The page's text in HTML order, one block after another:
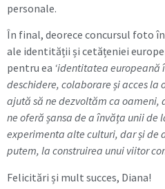
personale.
În final, deorece concursul foto
ale identității și cetățeniei
pentru ea ‘identitatea europeană
deschidere, colaborare și acces la
ajută să ne dezvoltăm ca oameni,
ne oferă șansa de a învăța unii de
experimenta alte culturi, dar și de
putem, la construirea unui viitor
Felicitări și mult succes, Diana!